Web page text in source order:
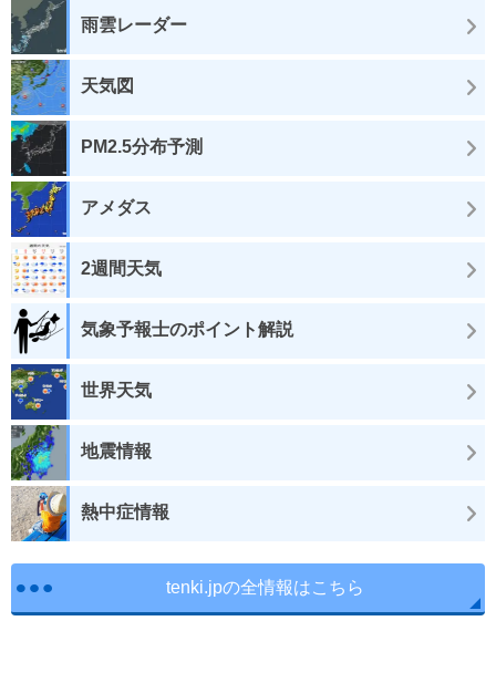
雨雲レーダー
天気図
PM2.5分布予測
アメダス
2週間天気
気象予報士のポイント解説
世界天気
地震情報
熱中症情報
tenki.jpの全情報はこちら